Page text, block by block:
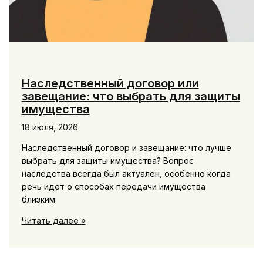
Наследственный договор или
завещание: что выбрать для защиты
имущества
18 июля, 2026
Наследственный договор и завещание: что лучше
выбрать для защиты имущества? Вопрос
наследства всегда был актуален, особенно когда
речь идет о способах передачи имущества
близким.
Наследственный
Читать далее »